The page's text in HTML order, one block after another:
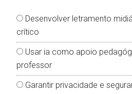
Desenvolver letramento
crítico
Usar ia como apoio
professor
Garantir privacidade e